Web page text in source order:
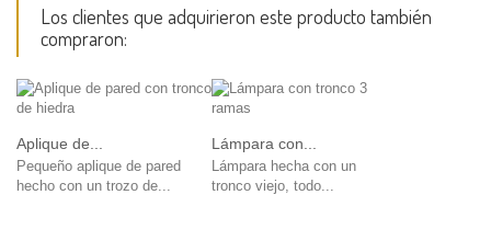
Los clientes que adquirieron este producto también
compraron:
Aplique de...
Pequeño aplique de pared
hecho con un trozo de...
Lámpara con...
Lámpara hecha con un
tronco viejo, todo...